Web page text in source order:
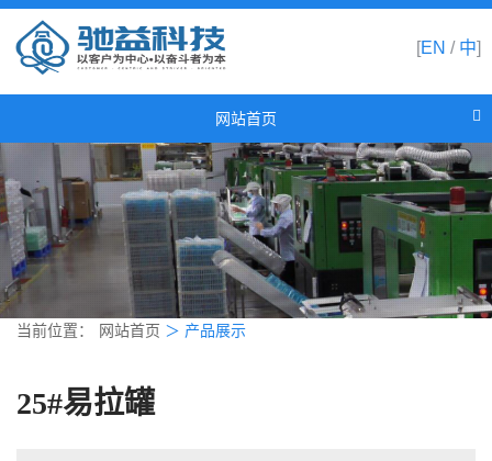
[EN / 中]
网站首页
网站首页
关于驰益
产品展示
新闻资讯
合作伙伴
当前位置： 网站首页 ＞ 产品展示
25#易拉罐